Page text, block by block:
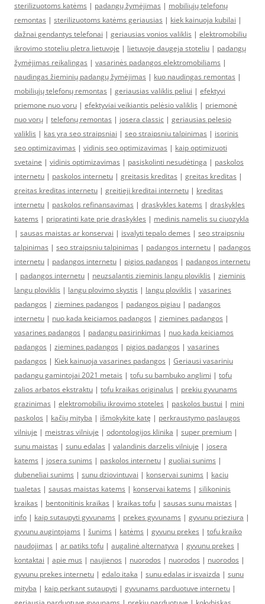
sterilizuotoms katėms | padangų žymėjimas | mobiliųjų telefonų
remontas | sterilizuotoms katėms geriausias | kiek kainuoja kubilai |
dažnai gendantys telefonai | geriausias vonios valiklis | elektromobiliu
ikrovimo stoteliu pletra lietuvoje | lietuvoje daugeja stoteliu | padangų
žymėjimas reikalingas | vasarinės padangos elektromobiliams |
naudingas žieminių padangų žymėjimas | kuo naudingas remontas |
mobiliųjų telefonų remontas | geriausias valiklis peliui | efektyvi
priemone nuo voru | efektyviai veikiantis pelėsio valiklis | priemonė
nuo vorų | telefonų remontas | josera classic | geriausias pelesio
valiklis | kas yra seo straipsniai | seo straipsniu talpinimas | isorinis
seo optimizavimas | vidinis seo optimizavimas | kaip optimizuoti
svetaine | vidinis optimizavimas | pasiskolinti nesudėtinga | paskolos
internetu | paskolos internetu | greitasis kreditas | greitas kreditas |
greitas kreditas internetu | greitieji kreditai internetu | kreditas
internetu | paskolos refinansavimas | draskykles katems | draskykles
katems | pripratinti kate prie draskykles | medinis namelis su ciuozykla
| sausas maistas ar konservai | isvalyti tepalo demes | seo straipsniu
talpinimas | seo straipsniu talpinimas | padangos internetu | padangos
internetu | padangos internetu | pigios padangos | padangos internetu
| padangos internetu | neuzsalantis zieminis langu ploviklis | zieminis
langu ploviklis | langu plovimo skystis | langu ploviklis | vasarines
padangos | ziemines padangos | padangos pigiau | padangos
internetu | nuo kada keiciamos padangos | ziemines padangos |
vasarines padangos | padangu pasirinkimas | nuo kada keiciamos
padangos | ziemines padangos | pigios padangos | vasarines
padangos | Kiek kainuoja vasarines padangos | Geriausi vasariniu
padangu gamintojai 2021 metais | tofu su bambuko anglimi | tofu
zalios arbatos ekstraktu | tofu kraikas originalus | prekiu gyvunams
grazinimas | elektromobiliu ikrovimo stoteles | paskolos bustui | mini
paskolos | kačių mityba | išmokykite katę | perkraustymo paslaugos
vilniuje | meistras vilniuje | odontologijos klinika | super premium |
sunu maistas | sunu edalas | valandinis darzelis vilniuje | josera
katems | josera sunims | paskolos internetu | guoliai sunims |
dubeneliai sunims | sunu dziovintuvai | konservai sunims | kaciu
tualetas | sausas maistas katems | konservai katems | silikoninis
kraikas | bentonitinis kraikas | kraikas tofu | sausas sunu maistas |
info | kaip sutaupyti gyvunams | prekes gyvunams | gyvunu prieziura |
gyvunu augintojams | šunims | katėms | gyvunu prekes | tofu kraiko
naudojimas | ar patiks tofu | augalinė alternatyva | gyvunu prekes |
kontaktai | apie mus | naujienos | nuorodos | nuorodos | nuorodos |
gyvunu prekes internetu | edalo itaka | sunu edalas ir isvaizda | sunu
mityba | kaip perkant sutaupyti | gyvunams parduotuve internetu |